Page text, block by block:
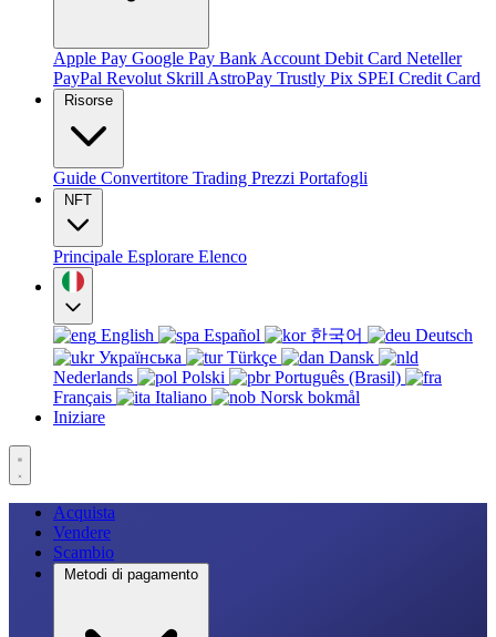
Apple Pay Google Pay Bank Account Debit Card Neteller
PayPal Revolut Skrill AstroPay Trustly Pix SPEI Credit Card
Risorse
Guide Convertitore Trading Prezzi Portafogli
NFT
Principale Esplorare Elenco
English Español 한국어
Deutsch
Українська
Türkçe
Dansk
Nederlands
Polski
Português (Brasil)
Français
Italiano
Norsk bokmål
Iniziare
Acquista
Vendere
Scambio
Metodi di pagamento